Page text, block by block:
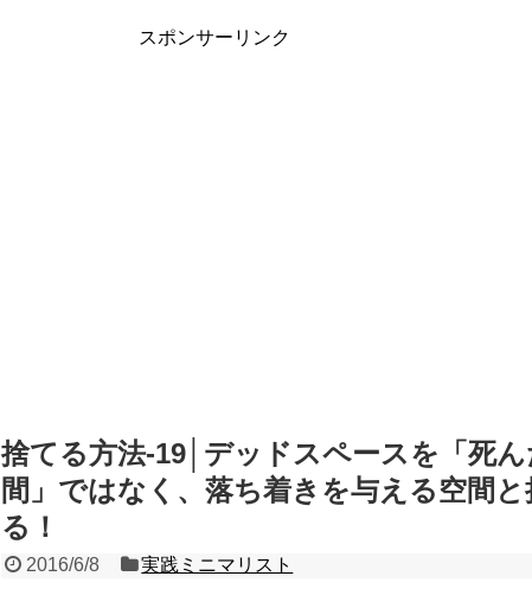
スポンサーリンク
捨てる方法-19│デッドスペースを「死
間」ではなく、落ち着きを与える空間と
る！
2016/6/8
実践ミニマリスト